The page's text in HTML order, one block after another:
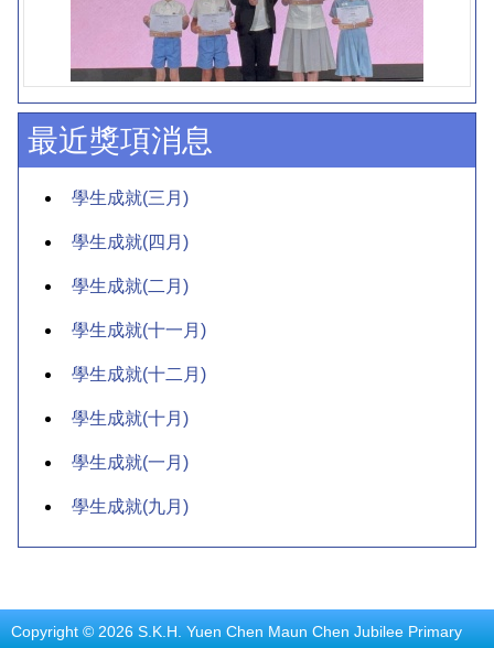
最近獎項消息
學生成就(三月)
學生成就(四月)
學生成就(二月)
學生成就(十一月)
學生成就(十二月)
學生成就(十月)
學生成就(一月)
學生成就(九月)
Copyright © 2026 S.K.H. Yuen Chen Maun Chen Jubilee Primary